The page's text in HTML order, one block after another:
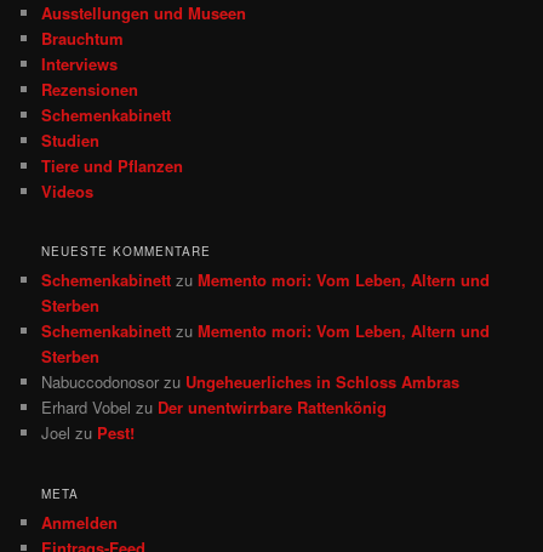
n
Ausstellungen und Museen
Brauchtum
Interviews
Rezensionen
Schemenkabinett
Studien
Tiere und Pflanzen
Videos
NEUESTE KOMMENTARE
Schemenkabinett zuMemento mori: Vom Leben, Altern und
Sterben
Schemenkabinett zuMemento mori: Vom Leben, Altern und
Sterben
Nabuccodonosor zu Ungeheuerliches in Schloss Ambras
Erhard Vobel zu Der unentwirrbare Rattenkönig
Joel zu Pest!
META
Anmelden